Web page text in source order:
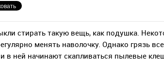
стирать такую вещь, как подушка.
менять наволочку. Однако грязь
в ней начинают скапливаться пылевые